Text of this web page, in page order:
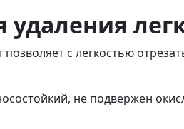
удаления
с легкостью
не подвержен